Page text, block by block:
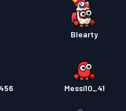
Blearty
Messi10_41